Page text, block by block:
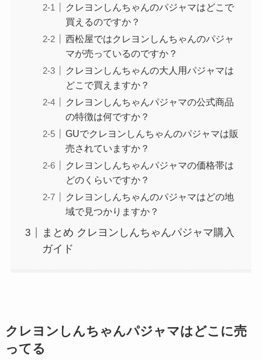
クレヨンしんちゃんのパジャマはどこで
買えるのですか？
西松屋ではクレヨンしんちゃんのパジャ
マが売っているのですか？
クレヨンしんちゃんの大人用パジャマは
どこで買えますか？
クレヨンしんちゃんパジャマの公式商品
の特徴は何ですか？
GUでクレヨンしんちゃんのパジャマは販
売されていますか？
クレヨンしんちゃんパジャマの価格帯は
どのくらいですか？
クレヨンしんちゃんのパジャマはどの地
域で見つかりますか？
まとめ クレヨンしんちゃんパジャマ購入
ガイド
クレヨンしんちゃんパジャマはどこに売
ってる